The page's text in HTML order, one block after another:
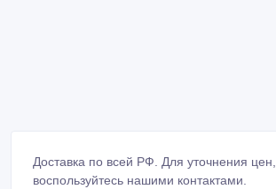
Доставка по всей РФ. Для уточнения цен,
воспользуйтесь нашими контактами.